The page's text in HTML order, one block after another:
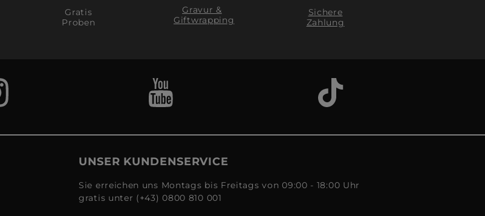
Gratis
Proben
Gravur &
Giftwrapping
Sichere
Zahlung
UNSER KUNDENSERVICE
Sie erreichen uns Montags bis Freitags von 09:00 - 18:00 Uhr
gratis unter (+43) 0800 810 001